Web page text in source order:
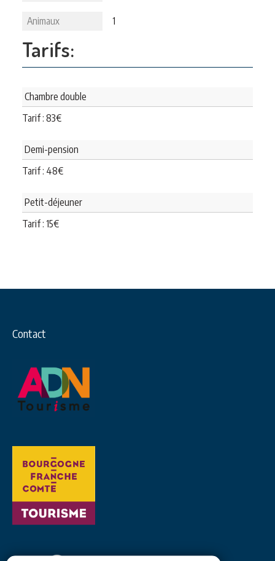
Animaux 1
Tarifs:
Chambre double
Tarif : 83€
Demi-pension
Tarif : 48€
Petit-déjeuner
Tarif : 15€
Contact